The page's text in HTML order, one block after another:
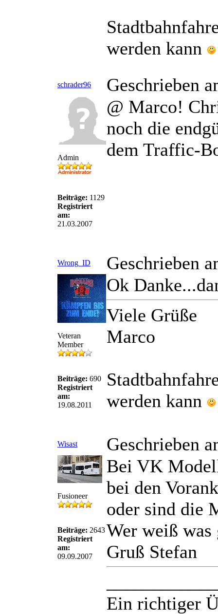
werden kann
schrader96 Geschrieben
Admin
Beiträge: 1129
Registriert
am:
21.03.2007
@ Marco!
noch die
dem Traffic-
Wrong_ID Geschrieben
Veteran
Member
Beiträge: 690
Registriert
am:
19.08.2011
Ok
Viele Grüße
Marco
werden kann
Wisast Geschrieben
Fusioneer
Beiträge: 2643
Registriert
am:
09.09.2007
Bei VK
bei den
oder sind die
Wer weiß was
Gruß Stefan
Ein richtiger